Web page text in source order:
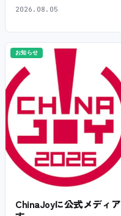
2026.08.05
お知らせ
ChinaJoyに公式メディ